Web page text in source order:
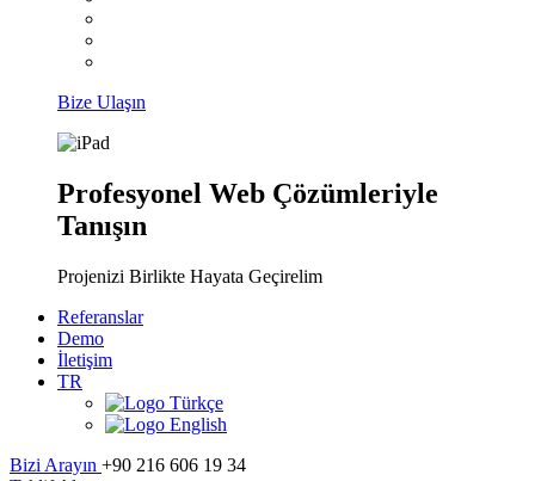
Bize Ulaşın
Profesyonel Web Çözümleriyle
Tanışın
Projenizi Birlikte Hayata Geçirelim
Referanslar
Demo
İletişim
TR
Türkçe
English
Bizi Arayın +90 216 606 19 34